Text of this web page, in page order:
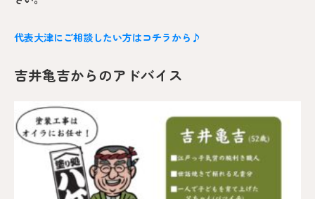
代表大津にご相談したい方はコチラから♪
吉井亀吉からのアドバイス